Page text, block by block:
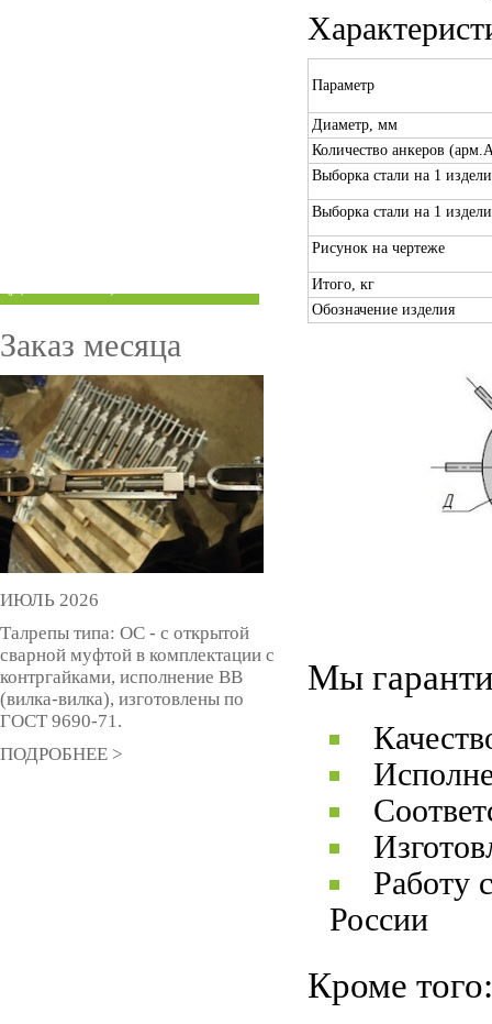
Параметр
Диаметр, мм
Количество анкеров
Выборка стали на 1
Выборка стали на 1
Рисунок на чертеже
Итого, кг
Обозначение изделия
Мы
Работу
России
Кроме того:
Заказ месяца
ИЮЛЬ 2026
Талрепы типа: ОС - с открытой
сварной муфтой в комплектации с
контргайками, исполнение ВВ
(вилка-вилка), изготовлены по
ГОСТ 9690-71.
ПОДРОБНЕЕ >